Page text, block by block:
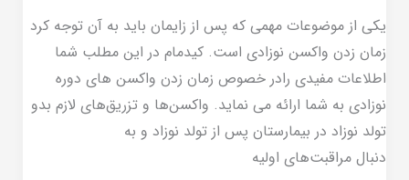
یکی از موضوعات مهمی که پس از زایمان باید به آن توجه کرد
زمان زدن واکسن نوزادی است. کیدمام در این مطلب شما
اطلاعات مفیدی رادر خصوص زمان زدن واکسن های دوره
نوزادی به شما ارائه می نماید. واکسن‌ها و تزریق‌های لازم بدو
تولد نوزاد در بیمارستان پس از تولد نوزاد و به
دنبال مراقبت‌های اولیه